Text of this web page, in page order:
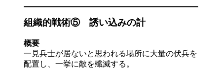
組織的戦術⑤ 誘い込みの計
概要
一見兵士が居ないと思われる場所に大量の伏兵を
配置し、一挙に敵を殲滅する。